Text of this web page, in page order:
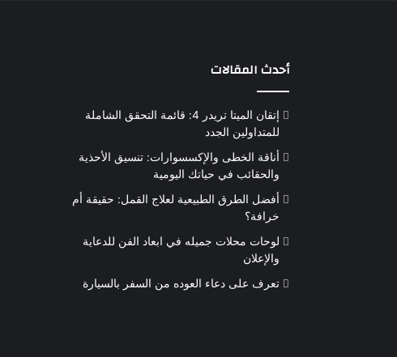
أحدث المقالات
إتقان الميتا تريدر 4: قائمة التحقق الشاملة
للمتداولين الجدد
أناقة الخطى والإكسسوارات: تنسيق الأحذية
والحقائب في حياتك اليومية
أفضل الطرق الطبيعية لعلاج القمل: حقيقة أم
خرافة؟
لوحات محلات جميله في ابعاد الفن للدعاية
والإعلان
تعرف على دعاء العوده من السفر بالسيارة